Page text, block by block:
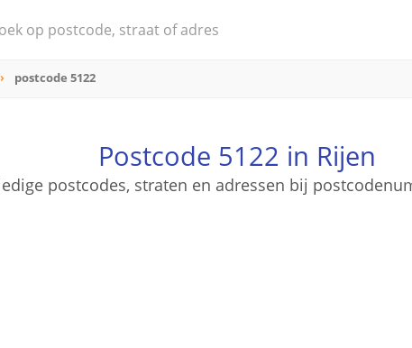
postcode 5122
Postcode 5122 in Rijen
postcodes, straten en adressen bij